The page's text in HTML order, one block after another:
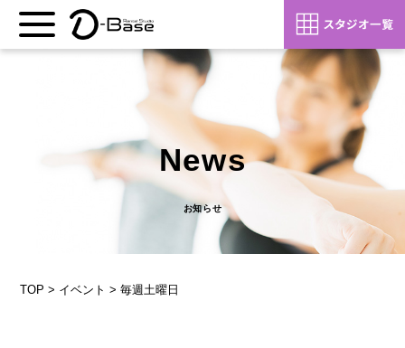
News
お知らせ
TOP > イベント >毎週土曜日